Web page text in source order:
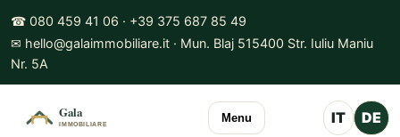
☎ 080 459 41 06 · +39 375 687 85 49
✉ hello@galaimmobiliare.it · Mun. Blaj 515400 Str. Iuliu Maniu
Nr. 5A
Menu IT DE